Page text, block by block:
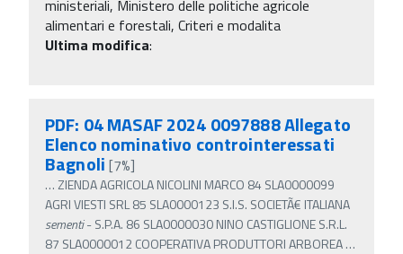
ministeriali, Ministero delle politiche agricole
alimentari e forestali, Criteri e modalita
Ultima modifica:
PDF: 04 MASAF 2024 0097888 Allegato
Elenco nominativo controinteressati
Bagnoli [7%]
… ZIENDA AGRICOLA NICOLINI MARCO 84 SLA0000099
AGRI VIESTI SRL 85 SLA0000123 S.I.S. SOCIETÃ€ ITALIANA
sementi- S.P.A. 86 SLA0000030 NINO CASTIGLIONE S.R.L.
87 SLA0000012 COOPERATIVA PRODUTTORI ARBOREA…